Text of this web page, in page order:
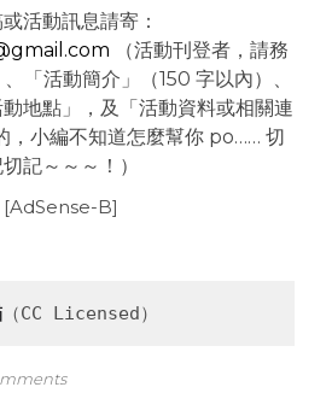
活動訊息請寄：
（活動刊登者，請務
「活動簡介」（150 字以內）、
動地點」，及「活動資料或相關連
，小編不知道怎麼幫你 po…… 切
記～～～！）
[AdSense-B]
（CC Licensed）